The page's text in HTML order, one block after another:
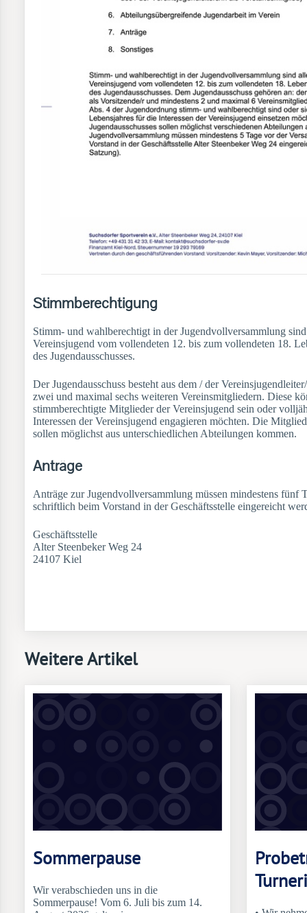
Stimmberechtigung
Stimm- und wahlberechtigt in der Jugendvollversammlung
Vereinsjugend vom vollendeten 12. bis zum vollendeten 18.
des Jugendausschusses.
Der Jugendausschuss besteht aus dem / der
zwei und maximal sechs weiteren Vereinsmitgliedern. Diese
stimmberechtigte Mitglieder der Vereinsjugend sein oder
Interessen der Vereinsjugend engagieren möchten. Die
sollen möglichst aus unterschiedlichen Abteilungen kommen.
Anträge
Anträge zur Jugendvollversammlung müssen mindestens fünf
schriftlich beim Vorstand in der Geschäftsstelle eingereicht
Geschäftsstelle
Alter Steenbeker Weg 24
24107 Kiel
Weitere Artikel
Sommerpause
Wir verabschieden uns in die
Sommerpause! Vom 6. Juli bis zum 14.